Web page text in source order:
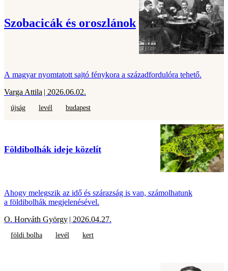
Szobacicák és oroszlánok
A magyar nyomtatott sajtó fénykora a századfordulóra tehető.
Varga Attila | 2026.06.02.
újság levél budapest
Földibolhák ideje közelít
Ahogy melegszik az idő és szárazság is van, számolhatunk
a földibolhák megjelenésével.
O. Horváth György | 2026.04.27.
földi bolha levél kert